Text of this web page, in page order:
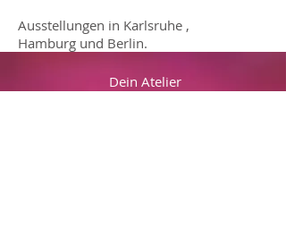
Ausstellungen in Karlsruhe ,
Hamburg und Berlin.
Dein Atelier